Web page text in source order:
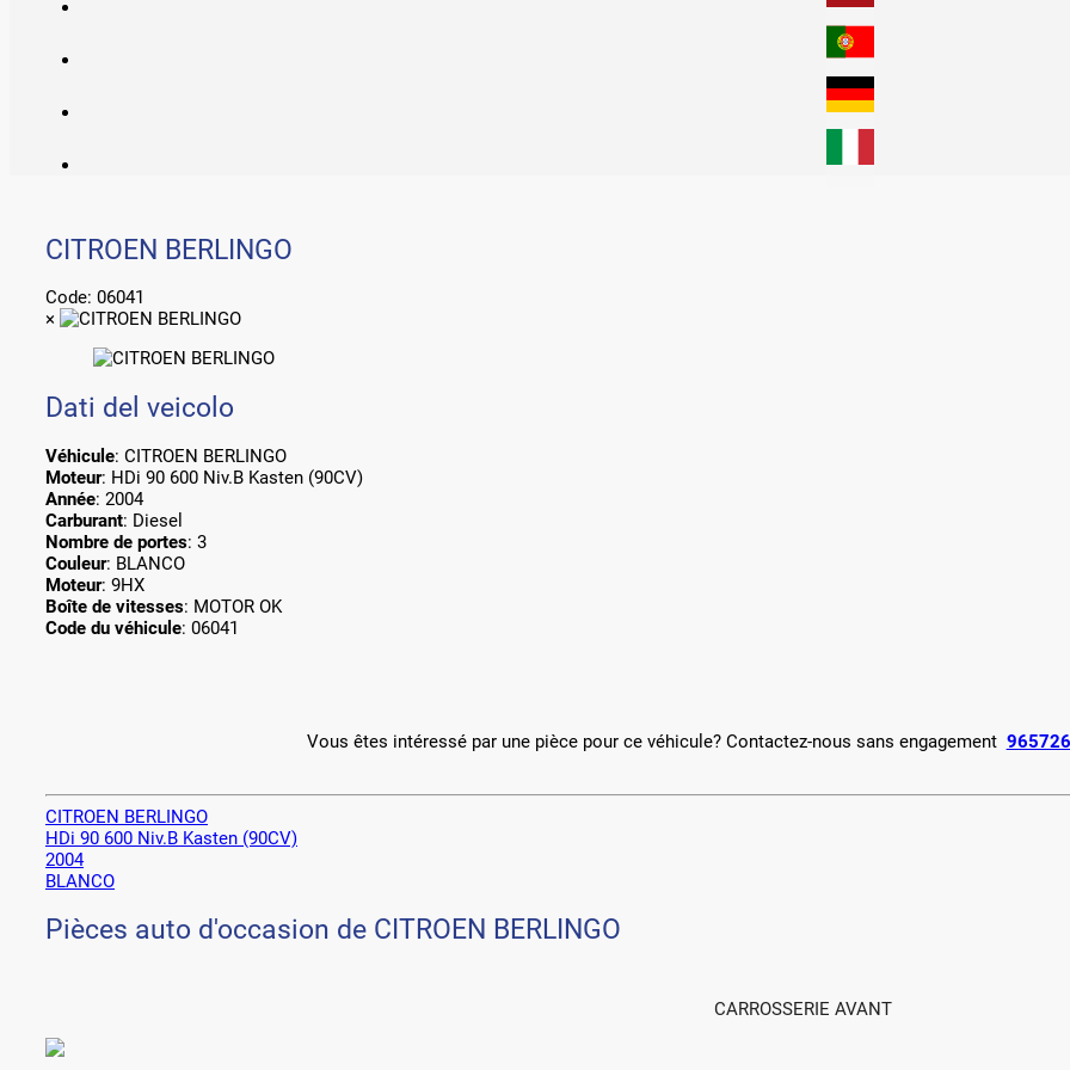
CITROEN BERLINGO
Code: 06041
×
Dati del veicolo
Véhicule: CITROEN BERLINGO
Moteur: HDi 90 600 Niv.B Kasten (90CV)
Année: 2004
Carburant: Diesel
Nombre de portes: 3
Couleur: BLANCO
Moteur: 9HX
Boîte de vitesses: MOTOR OK
Code du véhicule: 06041
Vous êtes intéressé par une pièce pour ce véhicule? Contactez-nous sans engagement
CITROEN BERLINGO
HDi 90 600 Niv.B Kasten (90CV)
2004
BLANCO
Pièces auto d'occasion de CITROEN BERLINGO
CARROSSERIE AVANT